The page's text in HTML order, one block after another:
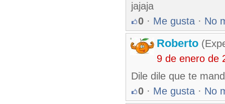
jajaja
0 · Me gusta · No
Roberto
9 de enero de
Dile dile que te
0 · Me gusta · No